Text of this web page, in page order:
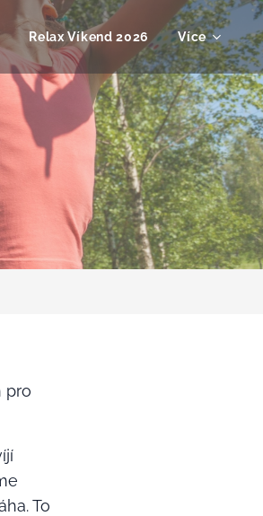
Relax Víkend 2026 Více
pro
To